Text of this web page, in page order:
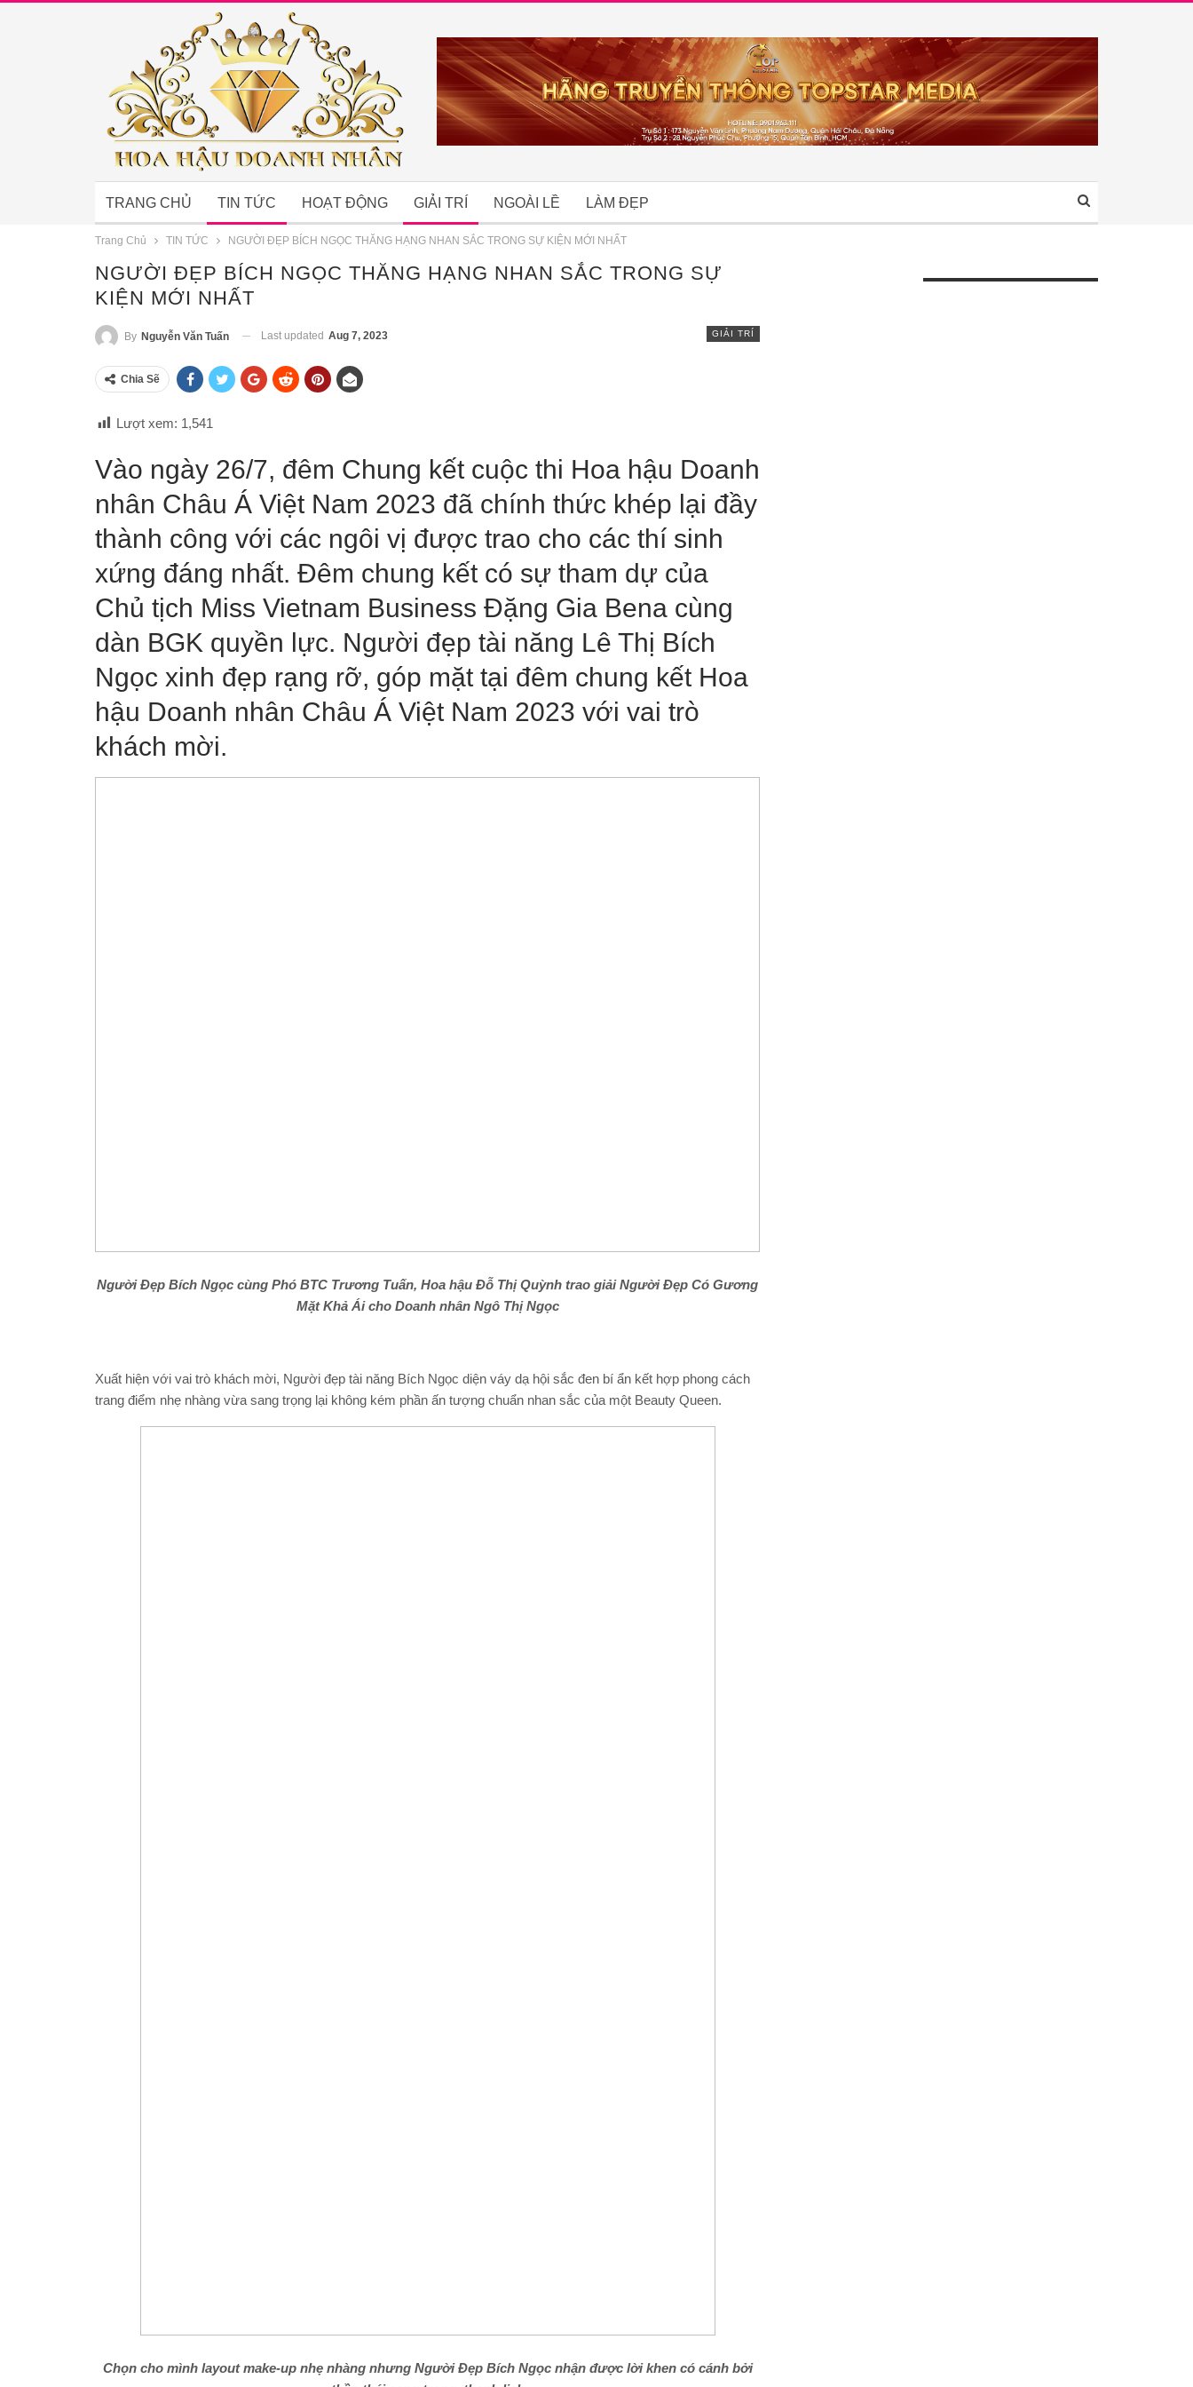
TRANG CHỦ TIN TỨC HOẠT ĐỘNG GIẢI TRÍ NGOÀI LỀ LÀM ĐẸP
Trang Chủ TIN TỨC NGƯỜI ĐẸP BÍCH NGỌC THĂNG HẠNG NHAN SẮC TRONG SỰ KIỆN MỚI NHẤT
NGƯỜI ĐẸP BÍCH NGỌC THĂNG HẠNG NHAN SẮC TRONG SỰ
KIỆN MỚI NHẤT
GIẢI TRÍ
By Nguyễn Văn Tuấn Last updated Aug 7, 2023
Chia Sẽ
Lượt xem: 1,541
Vào ngày 26/7, đêm Chung kết cuộc thi Hoa hậu Doanh
nhân Châu Á Việt Nam 2023 đã chính thức khép lại đầy
thành công với các ngôi vị được trao cho các thí sinh
xứng đáng nhất. Đêm chung kết có sự tham dự của
Chủ tịch Miss Vietnam Business Đặng Gia Bena cùng
dàn BGK quyền lực. Người đẹp tài năng Lê Thị Bích
Ngọc xinh đẹp rạng rỡ, góp mặt tại đêm chung kết Hoa
hậu Doanh nhân Châu Á Việt Nam 2023 với vai trò
khách mời.
Người Đẹp Bích Ngọc cùng Phó BTC Trương Tuấn,Hoa hậuĐỗ Thị Quỳnhtrao giảiNgười Đẹp Có Gương
Mặt Khả Áicho Doanh nhân Ngô Thị Ngọc
Xuất hiện với vai trò khách mời, Người đẹp tài năng Bích Ngọc diện váy dạ hội sắc đen bí ẩn kết hợp phong cách
trang điểm nhẹ nhàng vừa sang trọng lại không kém phần ấn tượng chuẩn nhan sắc của một Beauty Queen.
Chọncho mình layout make-up nhẹ nhàng nhưng Người Đẹp Bích Ngọc nhận được lời khen có cánh bởi